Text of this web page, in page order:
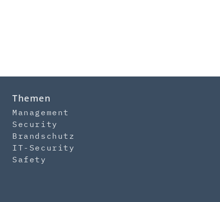
Themen
Management
Security
Brandschutz
IT-Security
Safety